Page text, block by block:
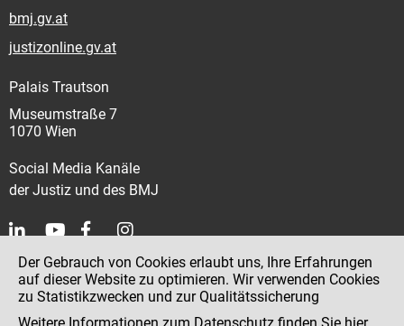
bmj.gv.at
justizonline.gv.at
Palais Trautson
Museumstraße 7
1070 Wien
Social Media Kanäle
der Justiz und des BMJ
Kontakt
Impressum
Der Gebrauch von Cookies erlaubt uns, Ihre Erfahrungen
auf dieser Website zu optimieren. Wir verwenden Cookies
zu Statistikzwecken und zur Qualitätssicherung